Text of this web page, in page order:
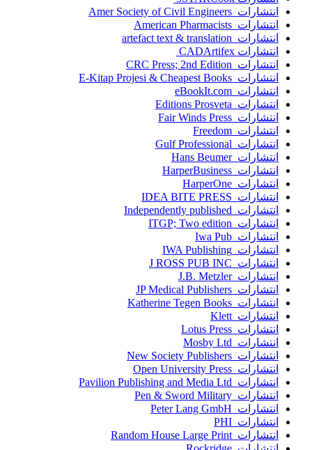
انتشارات Amer Society of Civil Engineers
انتشارات American Pharmacists
انتشارات artefact text & translation
انتشارات ‎ CADArtifex
انتشارات CRC Press; 2nd Edition
انتشارات E-Kitap Projesi & Cheapest Books
انتشارات eBookIt.com
انتشارات Editions Prosveta
انتشارات Fair Winds Press
انتشارات Freedom
انتشارات Gulf Professional
انتشارات Hans Beumer
انتشارات HarperBusiness
انتشارات HarperOne
انتشارات IDEA BITE PRESS
انتشارات Independently published
انتشارات ITGP; Two edition
انتشارات Iwa Pub
انتشارات IWA Publishing
انتشارات J ROSS PUB INC
انتشارات J.B. Metzler
انتشارات JP Medical Publishers
انتشارات Katherine Tegen Books
انتشارات Klett
انتشارات Lotus Press
انتشارات Mosby Ltd
انتشارات New Society Publishers
انتشارات Open University Press
انتشارات Pavilion Publishing and Media Ltd
انتشارات Pen & Sword Military
انتشارات Peter Lang GmbH
انتشارات PHI
انتشارات Random House Large Print